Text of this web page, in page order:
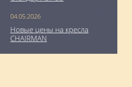
04.05.2026
Новые цены на кресла
CHAIRMAN